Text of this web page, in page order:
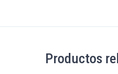
Productos